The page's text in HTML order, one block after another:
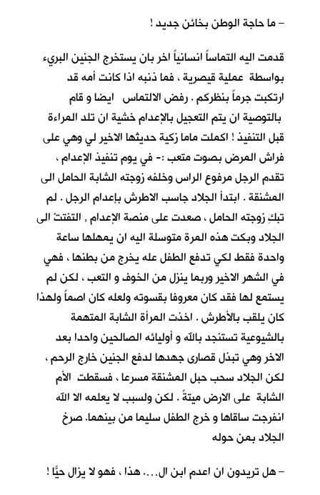
– ما حاجة الوطن بخائن جديد !
قدمت اليه التماساً انسانياً اخر بان يستخرج الجنين البريء
بواسطة عملية قيصرية ، فما ذنبه اذا كانت أمه قد
ارتكبت جرماً بنظركم . رفض الالتماس ايضا و قام
بالتوصية ان يتم التعجيل بالإعدام خشية ان تلد المراءة
قبل التنفيذ ! اكملت ماما زكية حديثها الاخير لي وهي على
فراش المرض بصوت متعب :- في يوم تنفيذ الإعدام ،
تقدم الرجل مرفوع الراس وخلفه زوجته الشابة الحامل الى
المشنقة . ابتدأ الجلاد جاسب الاطرش بإعدام الرجل . لم
تبكِ زوجته الحامل ، صعدت على منصة الإعدام , التفتتْ الى
الجلاد وبكت هذه المرة متوسلة اليه ان يمهلها ساعة
واحدة فقط لكي تدفع الطفل عله يخرج من بطنها ، فهي
في الشهر الاخير وربما ينزل من الخوف و التعب ، لكن لم
يستمع لها فقد كان معروفا بقسوته ولعله كان اصماً ولهذا
كان يلقب بالأطرش . اخذت المرأة الشابة المتهمة
بالشيوعية تستنجد بالله و أوليائه الصالحين واحدا بعد
الاخر وهي تبذل قصارى جهدها لدفع الجنين خارج الرحم ،
لكن الجلاد سحب حبل المشنقة مسرعا ، فسقطت الأم
الشابة على الارض ميتةً . لكن ولسبب لا يعلمه الا الله
انفرجت ساقاها و خرج الطفل سليما من بينهما. صرخ
الجلاد بمن حوله
– هل تريدون ان اعدم ابن ال…. هذا ، فهو لا يزال حيّاً !